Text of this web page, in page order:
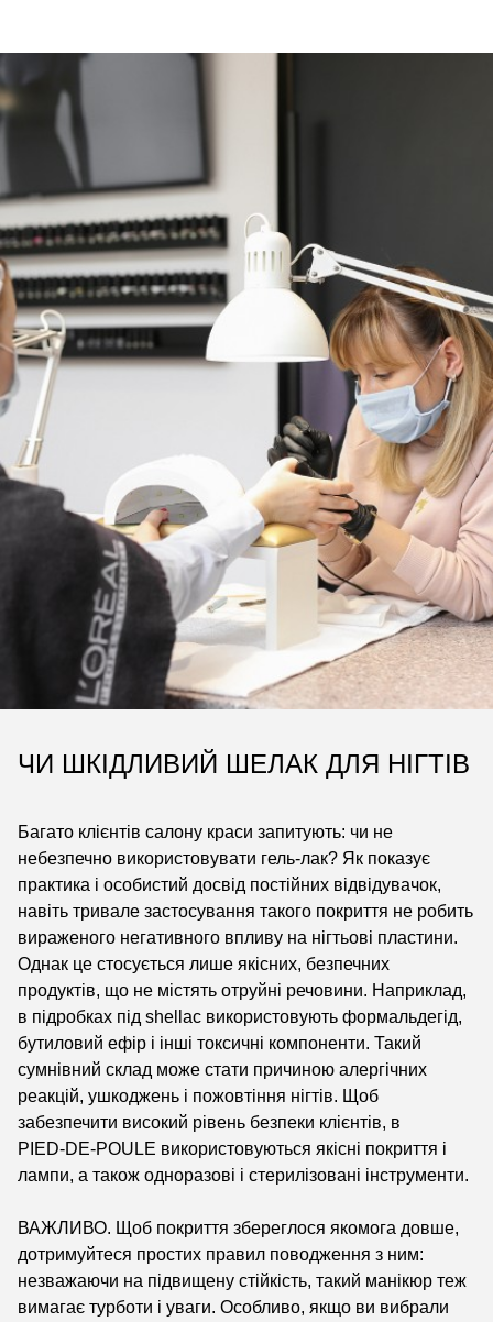
ЧИ ШКІДЛИВИЙ ШЕЛАК ДЛЯ НІГТІВ
Багато клієнтів салону краси запитують: чи не
небезпечно використовувати гель-лак? Як показує
практика і особистий досвід постійних відвідувачок,
навіть тривале застосування такого покриття не робить
вираженого негативного впливу на нігтьові пластини.
Однак це стосується лише якісних, безпечних
продуктів, що не містять отруйні речовини. Наприклад,
в підробках під shellac використовують формальдегід,
бутиловий ефір і інші токсичні компоненти. Такий
сумнівний склад може стати причиною алергічних
реакцій, ушкоджень і пожовтіння нігтів. Щоб
забезпечити високий рівень безпеки клієнтів, в
PIED-DE-POULE використовуються якісні покриття і
лампи, а також одноразові і стерилізовані інструменти.
ВАЖЛИВО. Щоб покриття збереглося якомога довше,
дотримуйтеся простих правил поводження з ним:
незважаючи на підвищену стійкість, такий манікюр теж
вимагає турботи і уваги. Особливо, якщо ви вибрали